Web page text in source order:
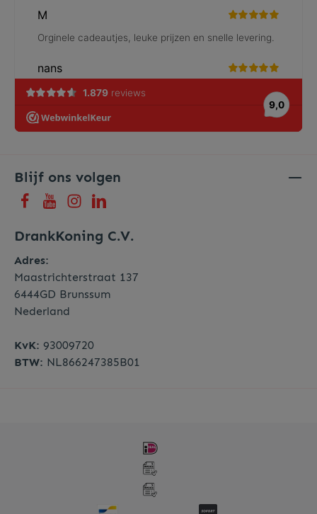
Blijf ons volgen
DrankKoning C.V.
Adres:
Maastrichterstraat 137
6444GD Brunssum
Nederland
KvK: 93009720
BTW: NL866247385B01